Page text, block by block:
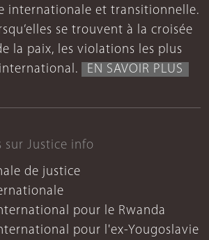
internationale et transitionnelle.
se trouvent à la croisée
la paix, les violations les plus
EN SAVOIR PLUS
sur Justice info
de justice
pour le Rwanda
pour l'ex-Yougoslavie